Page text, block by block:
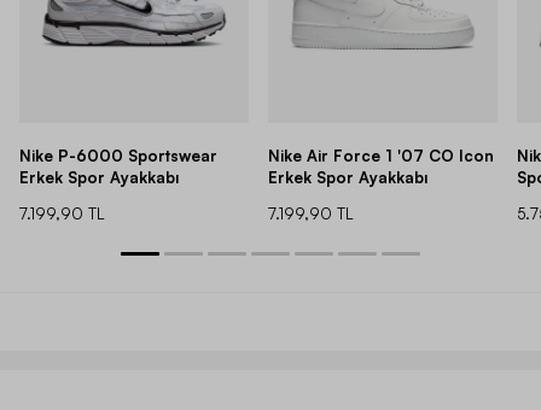
Nike P-6000 Sportswear
Erkek Spor Ayakkabı
7.199,90 TL
Nike Air Force 1 '07 CO Icon
Erkek Spor Ayakkabı
7.199,90 TL